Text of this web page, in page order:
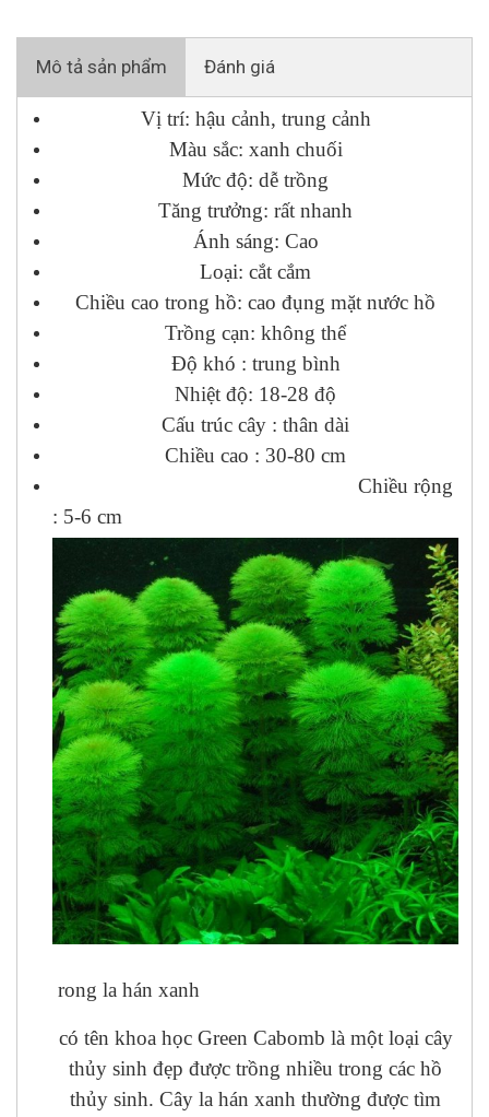
Mô tả sản phẩm Đánh giá
Vị trí: hậu cảnh, trung cảnh
Màu sắc: xanh chuối
Mức độ: dễ trồng
Tăng trưởng: rất nhanh
Ánh sáng: Cao
Loại: cắt cắm
Chiều cao trong hồ: cao đụng mặt nước hồ
Trồng cạn: không thể
Độ khó : trung bình
Nhiệt độ: 18-28 độ
Cấu trúc cây : thân dài
Chiều cao : 30-80 cm
Chiều rộng
: 5-6 cm
rong la hán xanh
có tên khoa học Green Cabomb là một loại cây
thủy sinh đẹp được trồng nhiều trong các hồ
thủy sinh. Cây la hán xanh thường được tìm